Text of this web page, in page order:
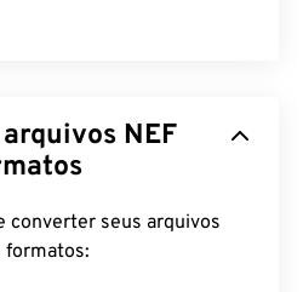
NEF
converter seus arquivos
formatos: